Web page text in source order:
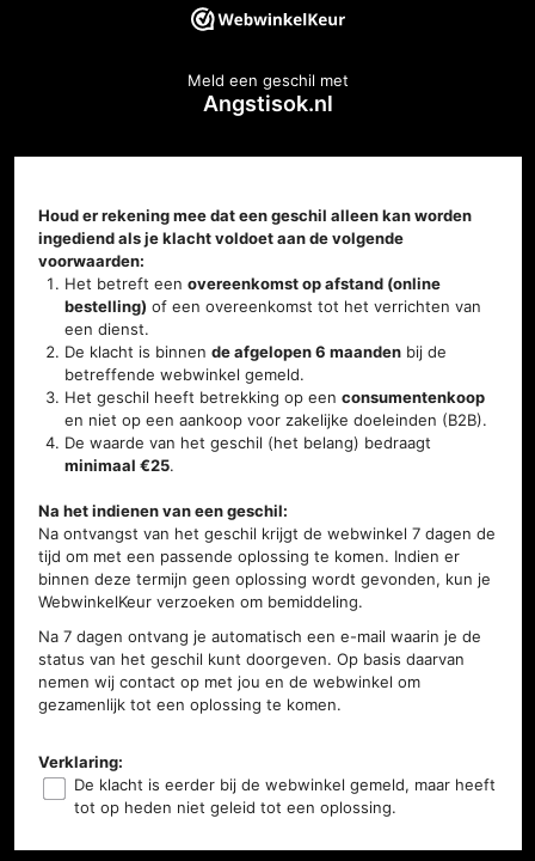
Meld een geschil met
Angstisok.nl
Houd er rekening mee dat een geschil alleen kan worden
ingediend als je klacht voldoet aan de volgende
voorwaarden:
Het betreft eenovereenkomst op afstand (online
bestelling) of een overeenkomst tot het verrichten van
een dienst.
De klacht is binnende afgelopen 6 maanden bij de
betreffende webwinkel gemeld.
Het geschil heeft betrekking op eenconsumentenkoop
en niet op een aankoop voor zakelijke doeleinden (B2B).
De waarde van het geschil (het belang) bedraagt
minimaal €25.
Na het indienen van een geschil:
Na ontvangst van het geschil krijgt de webwinkel 7 dagen de
tijd om met een passende oplossing te komen. Indien er
binnen deze termijn geen oplossing wordt gevonden, kun je
WebwinkelKeur verzoeken om bemiddeling.
Na 7 dagen ontvang je automatisch een e-mail waarin je de
status van het geschil kunt doorgeven. Op basis daarvan
nemen wij contact op met jou en de webwinkel om
gezamenlijk tot een oplossing te komen.
Verklaring:
De klacht is eerder bij de webwinkel gemeld, maar heeft
tot op heden niet geleid tot een oplossing.